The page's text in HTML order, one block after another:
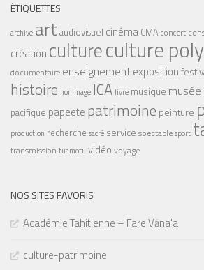
ÉTIQUETTES
archive art audiovisuel cinéma CMA concert
création cultureculture
documentaire enseignementexposition
histoire hommage ICA livre musique musée
pacifique papeete patrimoine peinture
production recherche sacré service spectaclesport
transmission tuamotu vidéo voyage
NOS SITES FAVORIS
Académie Tahitienne – Fare Vāna'a
culture-patrimoine